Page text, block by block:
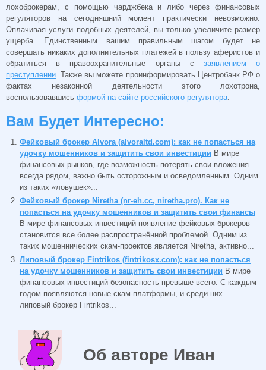
лохоброкерам, с помощью чарджбека и либо через финансовых
регуляторов на сегодняшний момент практически невозможно.
Оплачивая услуги подобных деятелей, вы только увеличите размер
ущерба. Единственным вашим правильным шагом будет не
совершать никаких дополнительных платежей в пользу аферистов и
обратиться в правоохранительные органы с заявлением о
преступлении. Также вы можете проинформировать Центробанк РФ о
фактах незаконной деятельности этого лохотрона,
воспользовавшись формой на сайте российского регулятора.
Вам Будет Интересно:
Фейковый брокер Alvora (alvoraltd.com): как не попасться на
удочку мошенников и защитить свои инвестиции В мире
финансовых рынков, где возможность потерять свои вложения
всегда рядом, важно быть осторожным и осведомленным. Одним
из таких «ловушек»...
Фейковый брокер Niretha (nr-eh.cc, niretha.pro). Как не
попасться на удочку мошенников и защитить свои финансы
В мире финансовых инвестиций появление фейковых брокеров
становится все более распространённой проблемой. Одним из
таких мошеннических скам-проектов является Niretha, активно...
Липовый брокер Fintrikos (fintrikosx.com): как не попасться
на удочку мошенников и защитить свои инвестиции В мире
финансовых инвестиций безопасность превыше всего. С каждым
годом появляются новые скам-платформы, и среди них —
липовый брокер Fintrikos...
Об авторе Иван